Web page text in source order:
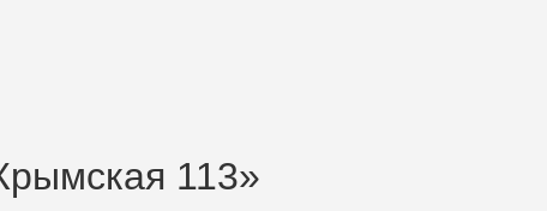
113»